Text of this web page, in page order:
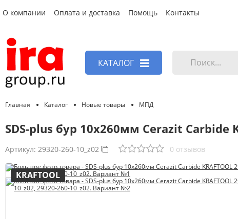
О компании Оплата и доставка Помощь Контакты
КАТАЛОГ
Главная Каталог Новые товары МПД
SDS-plus бур 10х260мм Cerazit Carbide
Артикул: 29320-260-10_z02 0 отзывов
KRAFTOOL